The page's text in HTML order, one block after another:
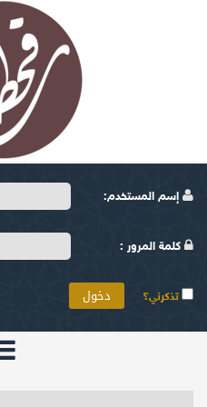
إسم المستخدم:
كلمة المرور :
تذكرني؟